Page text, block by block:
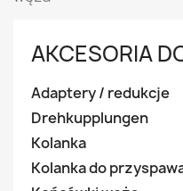
AKCESORIA
Adaptery / redukcje
Drehkupplungen
Kolanka
Kolanka do